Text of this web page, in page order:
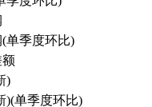
单季度环比)
额
)
)(单季度环比)